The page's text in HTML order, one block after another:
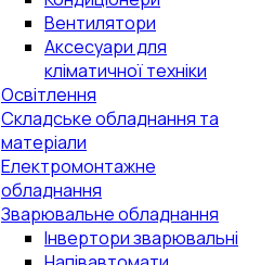
Вентилятори
Аксесуари для
кліматичної техніки
Освітлення
Складське обладнання та
матеріали
Електромонтажне
обладнання
Зварювальне обладнання
Інвертори зварювальні